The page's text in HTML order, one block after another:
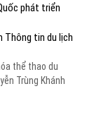
phát triển
Thông tin du lịch
thể thao du
Trùng Khánh